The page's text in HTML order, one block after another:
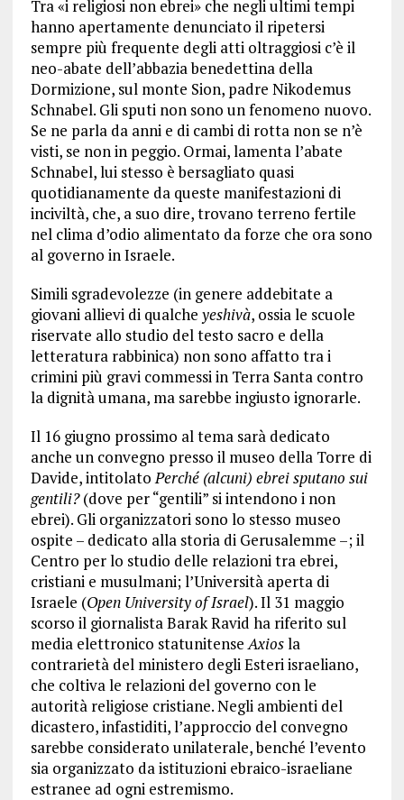
Tra «i religiosi non ebrei» che negli ultimi tempi
hanno apertamente denunciato il ripetersi
sempre più frequente degli atti oltraggiosi c’è il
neo-abate dell’abbazia benedettina della
Dormizione, sul monte Sion, padre Nikodemus
Schnabel. Gli sputi non sono un fenomeno nuovo.
Se ne parla da anni e di cambi di rotta non se n’è
visti, se non in peggio. Ormai, lamenta l’abate
Schnabel, lui stesso è bersagliato quasi
quotidianamente da queste manifestazioni di
inciviltà, che, a suo dire, trovano terreno fertile
nel clima d’odio alimentato da forze che ora sono
al governo in Israele.
Simili sgradevolezze (in genere addebitate a
giovani allievi di qualche yeshivà, ossia le scuole
riservate allo studio del testo sacro e della
letteratura rabbinica) non sono affatto tra i
crimini più gravi commessi in Terra Santa contro
la dignità umana, ma sarebbe ingiusto ignorarle.
Il 16 giugno prossimo al tema sarà dedicato
anche un convegno presso il museo della Torre di
Davide, intitolatoPerché (alcuni) ebrei sputano sui
gentili?(dove per “gentili” si intendono i non
ebrei). Gli organizzatori sono lo stesso museo
ospite – dedicato alla storia di Gerusalemme –; il
Centro per lo studio delle relazioni tra ebrei,
cristiani e musulmani; l’Università aperta di
Israele (Open University of Israel). Il 31 maggio
scorso il giornalista Barak Ravid ha riferito sul
media elettronico statunitenseAxiosla
contrarietà del ministero degli Esteri israeliano,
che coltiva le relazioni del governo con le
autorità religiose cristiane. Negli ambienti del
dicastero, infastiditi, l’approccio del convegno
sarebbe considerato unilaterale, benché l’evento
sia organizzato da istituzioni ebraico-israeliane
estranee ad ogni estremismo.